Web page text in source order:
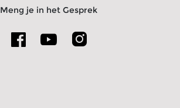
Meng je in het Gesprek